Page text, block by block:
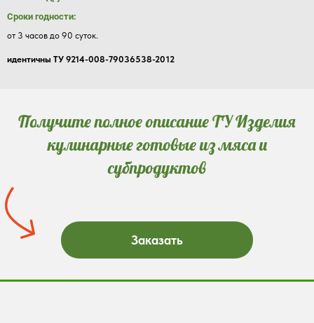
Сроки годности:
от 3 часов до 90 суток.
идентичны ТУ 9214-008-79036538-2012
Получите полное описание ТУ Изделия
кулинарные готовые из мяса и
субпродуктов
Заказать